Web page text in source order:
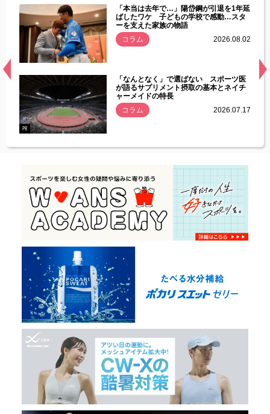
常
「本当は去年で…」陽岱鋼が引退を1年延
ばしたワケ 子どもの学校で感動…スタ
ーを支えた家族の物語
コラム
2026.08.02
PR
「なんとなく」で選ばない スポーツ医
が語るサプリメント摂取の基本とネイチ
ャーメイドの特長
コラム
2026.07.17